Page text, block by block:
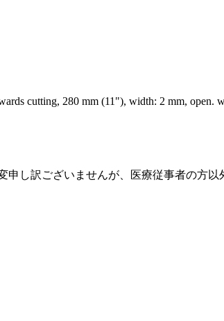
cutting, 280 mm (11"), width: 2 mm, open.
し訳ございませんが、医療従事者の方